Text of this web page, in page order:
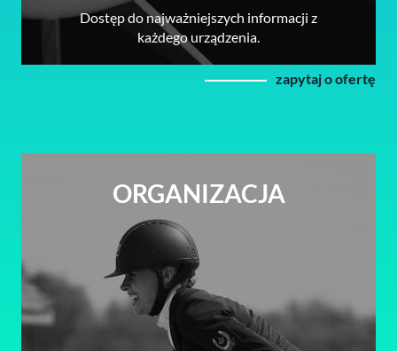
Dostęp do najważniejszych informacji z
każdego urządzenia.
zapytaj o ofertę
ORGANIZACJA